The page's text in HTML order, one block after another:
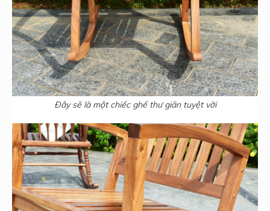
Đây sẽ là một chiếc ghế thư giãn tuyệt vời